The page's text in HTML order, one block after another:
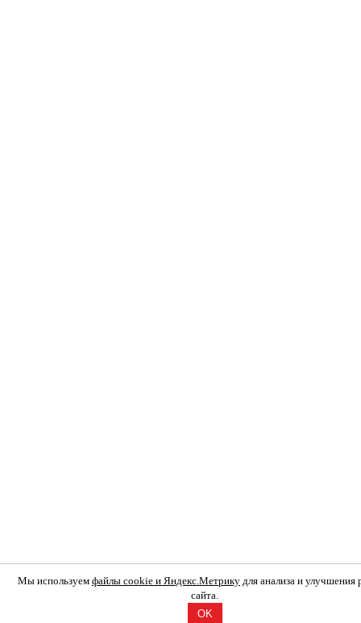
Мы используем файлы cookie и Яндекс.Метрику для анализа и улучшения
сайта.
OK